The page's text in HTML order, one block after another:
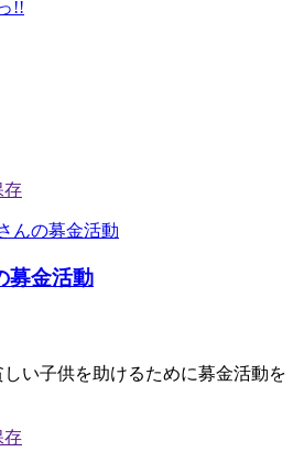
募金活動
い子供を助けるために募金活動を